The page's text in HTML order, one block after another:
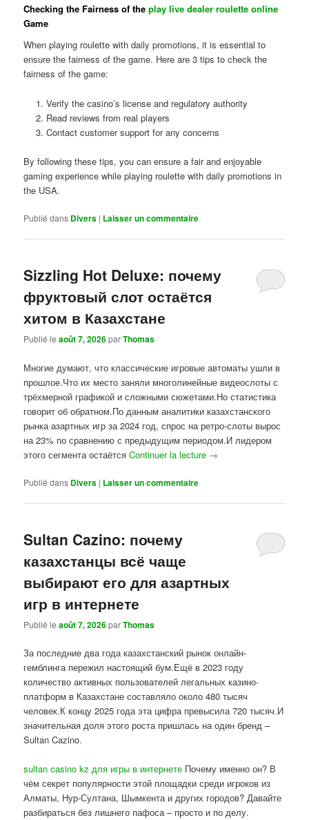
Checking the Fairness of theplay live dealer roulette online
Game
When playing roulette with daily promotions, it is essential to
ensure the fairness of the game. Here are 3 tips to check the
fairness of the game:
Verify the casino’s license and regulatory authority
Read reviews from real players
Contact customer support for any concerns
By following these tips, you can ensure a fair and enjoyable
gaming experience while playing roulette with daily promotions in
the USA.
Publié dans Divers | Laisser un commentaire
Sizzling Hot Deluxe: почему
фруктовый слот остаётся
хитом в Казахстане
Publié leaoût 7, 2026parThomas
Многие думают, что классические игровые автоматы ушли в
прошлое.Что их место заняли многолинейные видеослоты с
трёхмерной графикой и сложными сюжетами.Но статистика
говорит об обратном.По данным аналитики казахстанского
рынка азартных игр за 2024 год, спрос на ретро-слоты вырос
на 23% по сравнению с предыдущим периодом.И лидером
этого сегмента остаётсяContinuer la lecture →
Publié dans Divers | Laisser un commentaire
Sultan Cazino: почему
казахстанцы всё чаще
выбирают его для азартных
игр в интернете
Publié leaoût 7, 2026parThomas
За последние два года казахстанский рынок онлайн-
гемблинга пережил настоящий бум.Ещё в 2023 году
количество активных пользователей легальных казино-
платформ в Казахстане составляло около 480 тысяч
человек.К концу 2025 года эта цифра превысила 720 тысяч.И
значительная доля этого роста пришлась на один бренд –
Sultan Cazino.
sultan casino kz для игры в интернете Почему именно он? В
чём секрет популярности этой площадки среди игроков из
Алматы, Нур-Султана, Шымкента и других городов? Давайте
разбираться без лишнего пафоса – просто и по делу.